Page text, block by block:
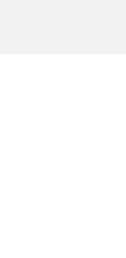
6010：胞质 + 普通膜蛋白，